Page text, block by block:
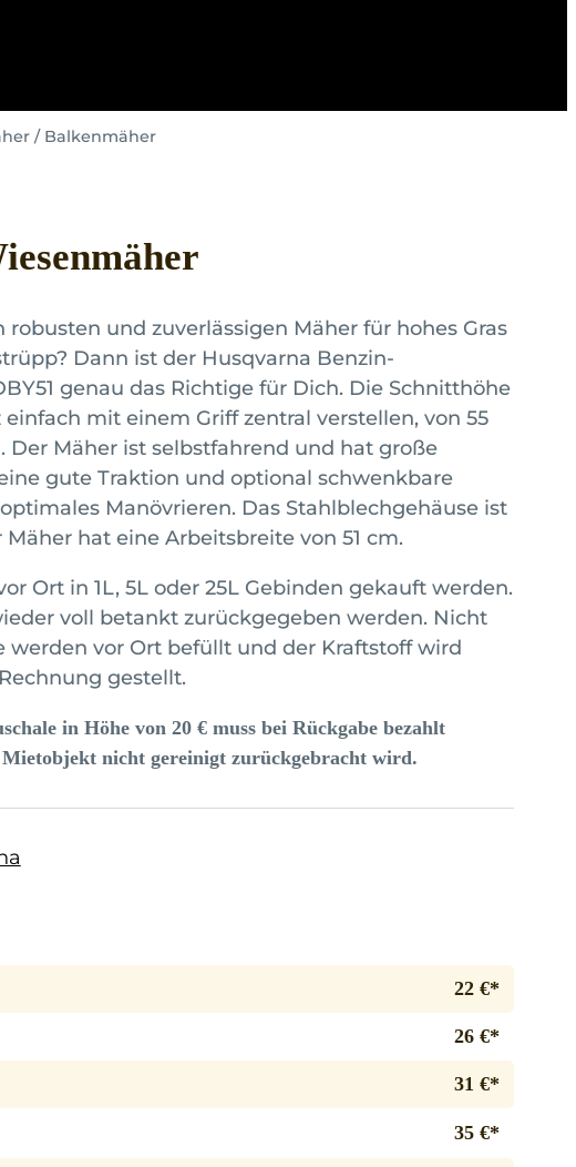
/ Balkenmäher
robusten und zuverlässigen Mäher für hohes Gras
Dann ist der Husqvarna Benzin-
genau das Richtige für Dich. Die Schnitthöhe
mit einem Griff zentral verstellen, von 55
Der Mäher ist selbstfahrend und hat große
gute Traktion und optional schwenkbare
Manövrieren. Das Stahlblechgehäuse ist
Mäher hat eine Arbeitsbreite von 51 cm.
Ort in 1L, 5L oder 25L Gebinden gekauft werden.
voll betankt zurückgegeben werden. Nicht
werden vor Ort befüllt und der Kraftstoff wird
gestellt.
in Höhe von 20 € muss bei Rückgabe bezahlt
Mietobjekt nicht gereinigt zurückgebracht wird.
22 €*
26 €*
31 €*
35 €*